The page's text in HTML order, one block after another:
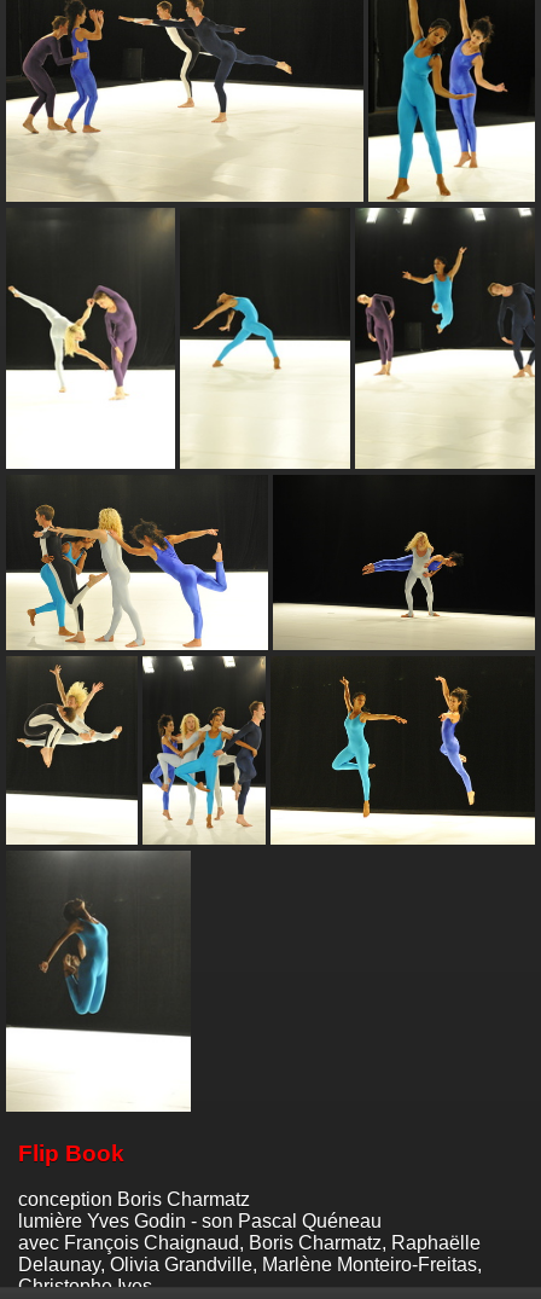
Flip Book
conception Boris Charmatz
lumière Yves Godin - son Pascal Quéneau
avec François Chaignaud, Boris Charmatz, Raphaëlle
Delaunay, Olivia Grandville, Marlène Monteiro-Freitas,
Christophe Ives